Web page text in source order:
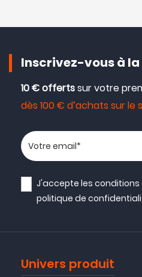
Inscrivez-vous à
10 € offertssur votre
dès 100 € d’achats sur le
Votre adresse email
J'accepte lesconditions
politique de
Univers produit